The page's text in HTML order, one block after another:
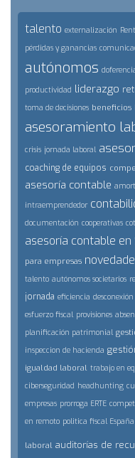
talento externalización
pérdidas y ganancias
autónomos
productividad liderazgo
toma de decisiones beneficios
asesoramiento
crisis jornada laboral
coaching de equipos
asesoría contable
intraemprendedor
documentación cooperativas
asesoría contable en
para empresas
talento autónomos societarios
jornada eficiencia
esfuerzo fiscal provisiones
planificación patrimonial
inspeccion de hacienda
igualdad laboral trabajo en
ciberseguridad headhunting
empresas prorroga ERTE
en remoto politica fiscal España
laboral auditorías de